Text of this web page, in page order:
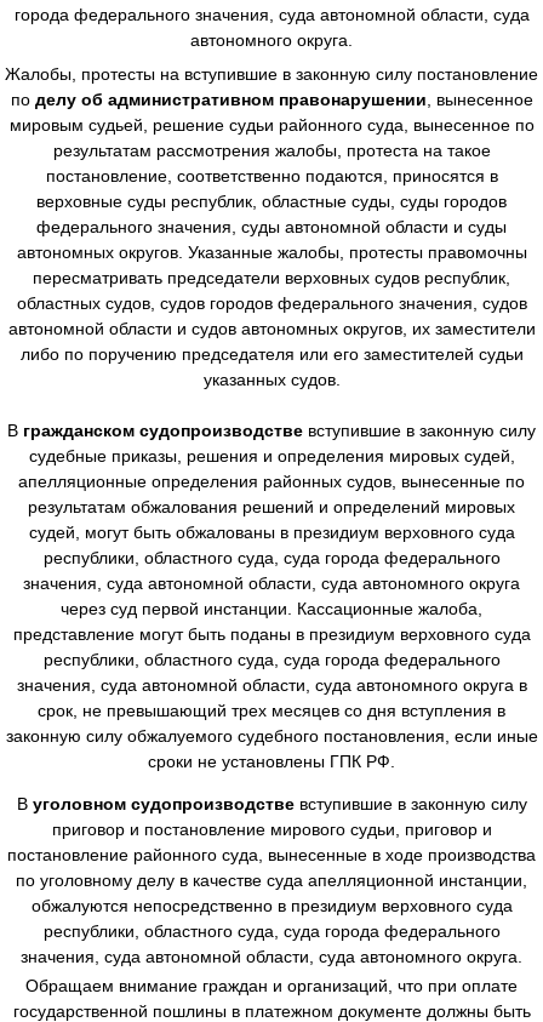
города федерального значения, суда автономной области, суда
автономного округа.
Жалобы, протесты на вступившие в законную силу постановление
по делу об административном правонарушении , вынесенное
мировым судьей, решение судьи районного суда, вынесенное по
результатам рассмотрения жалобы, протеста на такое
постановление, соответственно подаются, приносятся в
верховные суды республик, областные суды, суды городов
федерального значения, суды автономной области и суды
автономных округов. Указанные жалобы, протесты правомочны
пересматривать председатели верховных судов республик,
областных судов, судов городов федерального значения, судов
автономной области и судов автономных округов, их заместители
либо по поручению председателя или его заместителей судьи
указанных судов.
В гражданском судопроизводстве вступившие в законную силу
судебные приказы, решения и определения мировых судей,
апелляционные определения районных судов, вынесенные по
результатам обжалования решений и определений мировых
судей, могут быть обжалованы в президиум верховного суда
республики, областного суда, суда города федерального
значения, суда автономной области, суда автономного округа
через суд первой инстанции. Кассационные жалоба,
представление могут быть поданы в президиум верховного суда
республики, областного суда, суда города федерального
значения, суда автономной области, суда автономного округа в
срок, не превышающий трех месяцев со дня вступления в
законную силу обжалуемого судебного постановления, если иные
сроки не установлены ГПК РФ.
В уголовном судопроизводствевступившие в законную силу
приговор и постановление мирового судьи, приговор и
постановление районного суда, вынесенные в ходе производства
по уголовному делу в качестве суда апелляционной инстанции,
обжалуются непосредственно в президиум верховного суда
республики, областного суда, суда города федерального
значения, суда автономной области, суда автономного округа.
Обращаем внимание граждан и организаций, что при оплате
государственной пошлины в платежном документе должны быть